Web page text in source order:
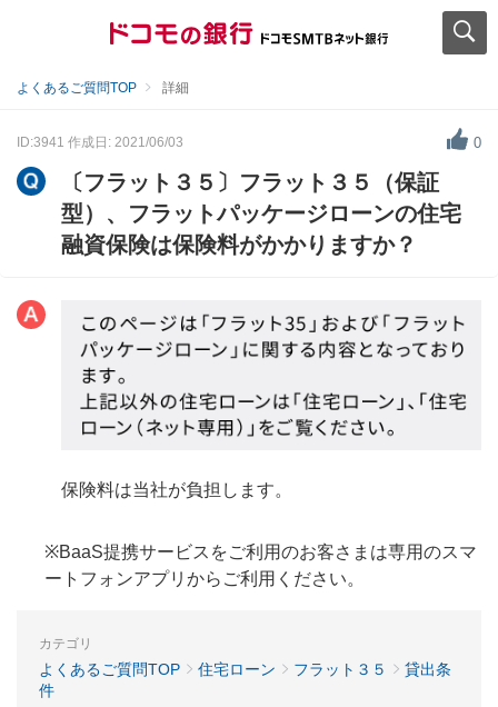
よくあるご質問TOP 詳細
ID:3941 作成日: 2021/06/03 0
〔フラット３５〕フラット３５（保証
型）、フラットパッケージローンの住宅
融資保険は保険料がかかりますか？
保険料は当社が負担します。
※BaaS提携サービスをご利用のお客さまは専用のスマ
ートフォンアプリからご利用ください。
カテゴリ
よくあるご質問TOP 住宅ローン フラット３５
貸出条
件